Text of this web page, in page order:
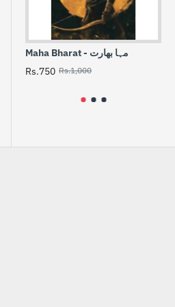
Maha Bharat - مہا بھارت
Rs.750 Rs.1,000